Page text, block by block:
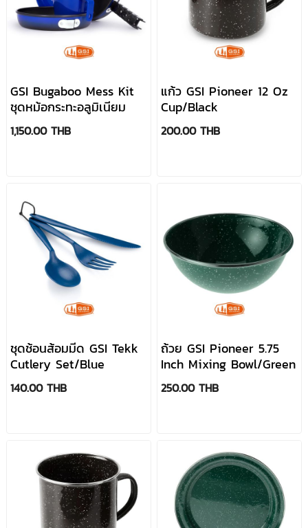
GSI Bugaboo Mess Kit
ชุดหม้อกระทะอลูมิเนียม
1,150.00 THB
แก้ว GSI Pioneer 12 Oz
Cup/Black
200.00 THB
ชุดช้อนส้อมมีด GSI Tekk
Cutlery Set/Blue
140.00 THB
ถ้วย GSI Pioneer 5.75
Inch Mixing Bowl/Green
250.00 THB